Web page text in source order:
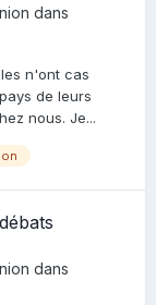
dans
n'ont cas
de leurs
nous. Je...
dans